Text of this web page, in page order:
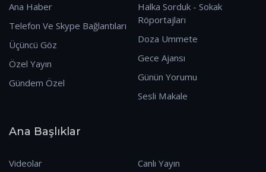
Ana Haber
Telefon Ve Skype Bağlantıları
Üçüncü Göz
Özel Yayın
Gündem Özel
Halka Sorduk - Sokak
Röportajları
Doza Ummete
Gece Ajansı
Günün Yorumu
Sesli Makale
Ana Başlıklar
Videolar Canlı Yayın